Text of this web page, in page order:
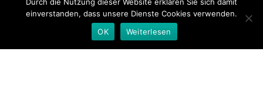
Event bzw. das Stellenangebot sowie für das angezeigte Bild- und
Tonmaterial ist allein der jeweils angegebene Herausgeber
verantwortlich. Dieser ist in der Regel auch Urheber der
Pressetexte sowie der angehängten Bild-, Ton- und
einverstanden, dass unsere Dienste Cookies verwenden.
OK
Weiterlesen